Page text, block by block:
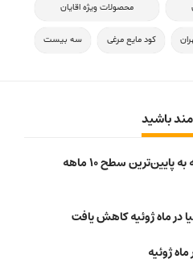
محصولات ویژه اقایان
کود مایع مرغی سه بیست
باشید
رشد بخش خدمات چین در ژوئیه به پایین‌ترین سطح ۱۰ ماهه
در ماه ژوئیه کاهش یافت
ژوئیه